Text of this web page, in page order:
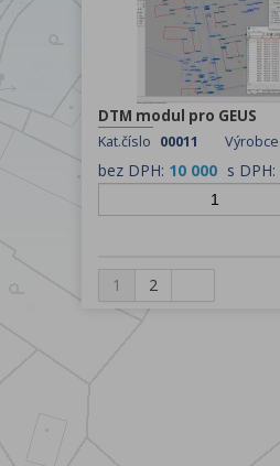
DTM modul pro GEUS
Kat.číslo 00011 Výrobce
bez DPH: 10 000 s DPH:
1 2